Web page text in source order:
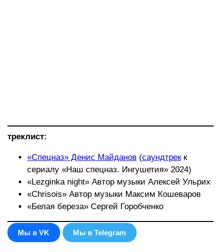
треклист:
«Спецназ» Денис Майданов (саундтрекк
сериалу «Наш спецназ. Ингушетия» 2024)
«Lezginka night» Автор музыки Алексей Ульрих
«Chrisois» Автор музыки Максим Кошеваров
«Белая береза» Сергей Горобченко
Мы в VK Мы в Telegram